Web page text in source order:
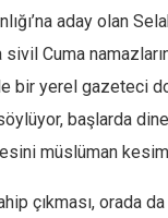
aday olan
sivil Cuma
bir yerel gazeteci
başlarda
müslüman
çıkması, orada